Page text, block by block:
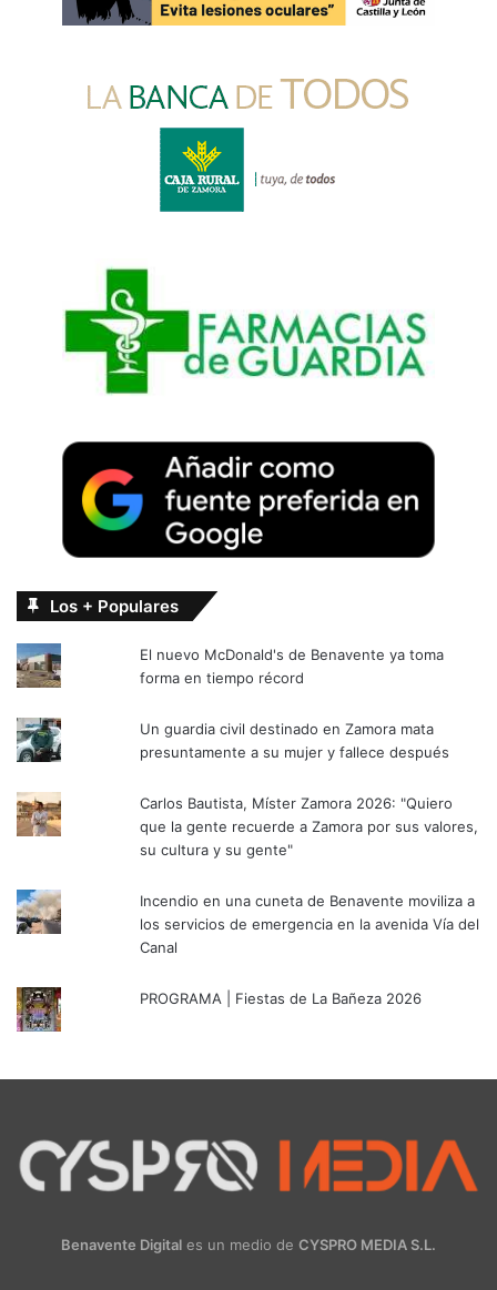
Los + Populares
El nuevo McDonald's de Benavente ya toma
forma en tiempo récord
Un guardia civil destinado en Zamora mata
presuntamente a su mujer y fallece después
Carlos Bautista, Míster Zamora 2026: "Quiero
que la gente recuerde a Zamora por sus valores,
su cultura y su gente"
Incendio en una cuneta de Benavente moviliza a
los servicios de emergencia en la avenida Vía del
Canal
PROGRAMA | Fiestas de La Bañeza 2026
Benavente Digital es un medio de CYSPRO MEDIA S.L.